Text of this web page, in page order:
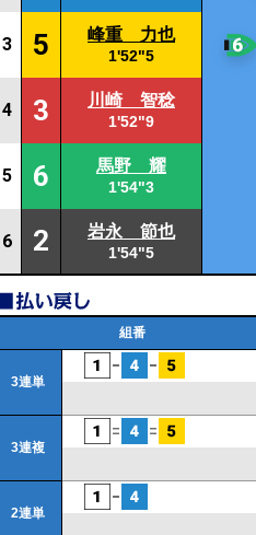
3 5 峰重 力也
1'52"5
4 3 川崎 智稔
1'52"9
5 6 馬野 耀
1'54"3
6 2 岩永 節也
1'54"5
組番
3連単
3連複
2連単